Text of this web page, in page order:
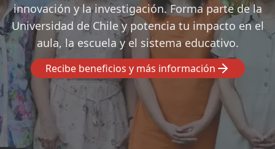
innovación y la investigación. Forma parte de la
Universidad de Chile y potencia tu impacto en el
aula, la escuela y el sistema educativo.
Recibe beneficios y más información